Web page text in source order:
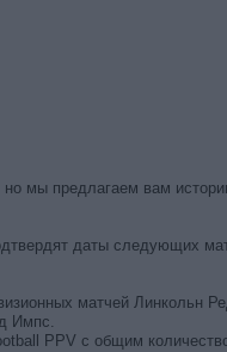
но мы предлагаем вам
даты следующих
матчей Линкольн
Импс.
PPV с общим